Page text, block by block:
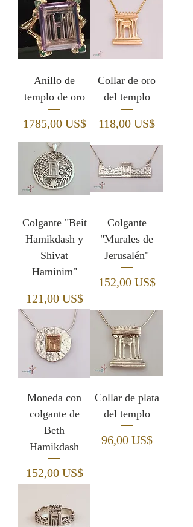
Anillo de
templo de oro
Precio
1785,00 US$
Collar de oro
del templo
Precio
118,00 US$
Colgante "Beit
Hamikdash y
Shivat
Haminim"
Precio
121,00 US$
Colgante
"Murales de
Jerusalén"
Precio
152,00 US$
Moneda con
colgante de
Beth
Hamikdash
Precio
152,00 US$
Collar de plata
del templo
Precio
96,00 US$